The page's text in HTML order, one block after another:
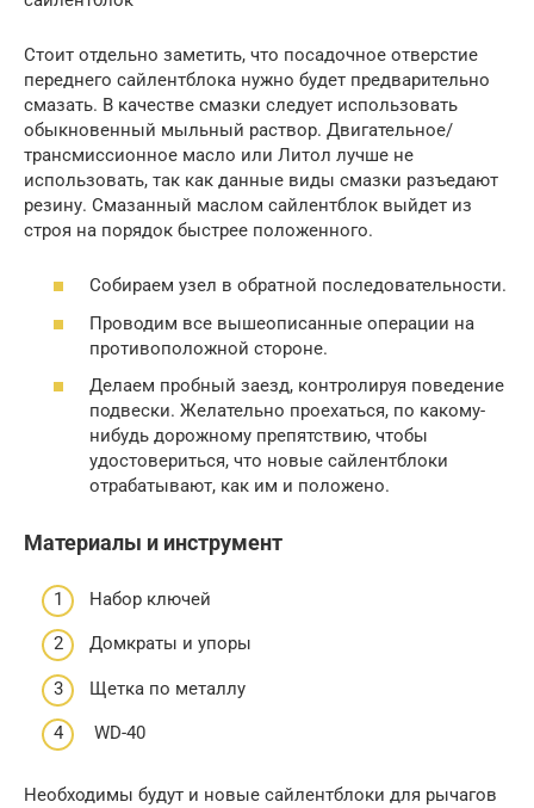
Стоит отдельно заметить, что посадочное отверстие
переднего сайлентблока нужно будет предварительно
смазать. В качестве смазки следует использовать
обыкновенный мыльный раствор. Двигательное/
трансмиссионное масло или Литол лучше не
использовать, так как данные виды смазки разъедают
резину. Смазанный маслом сайлентблок выйдет из
строя на порядок быстрее положенного.
Собираем узел в обратной последовательности.
Проводим все вышеописанные операции на
противоположной стороне.
Делаем пробный заезд, контролируя поведение
подвески. Желательно проехаться, по какому-
нибудь дорожному препятствию, чтобы
удостовериться, что новые сайлентблоки
отрабатывают, как им и положено.
Материалы и инструмент
Набор ключей
Домкраты и упоры
Щетка по металлу
WD-40
Необходимы будут и новые сайлентблоки для рычагов